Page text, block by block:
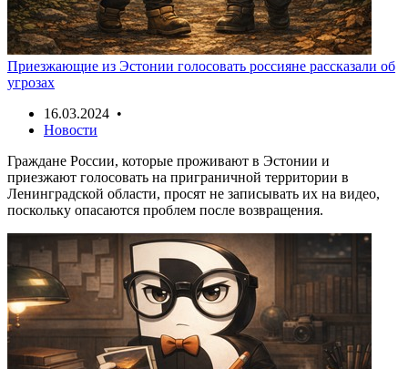
Приезжающие из Эстонии голосовать россияне рассказали об
угрозах
16.03.2024 •
Новости
Граждане России, которые проживают в Эстонии и
приезжают голосовать на приграничной территории в
Ленинградской области, просят не записывать их на видео,
поскольку опасаются проблем после возвращения.